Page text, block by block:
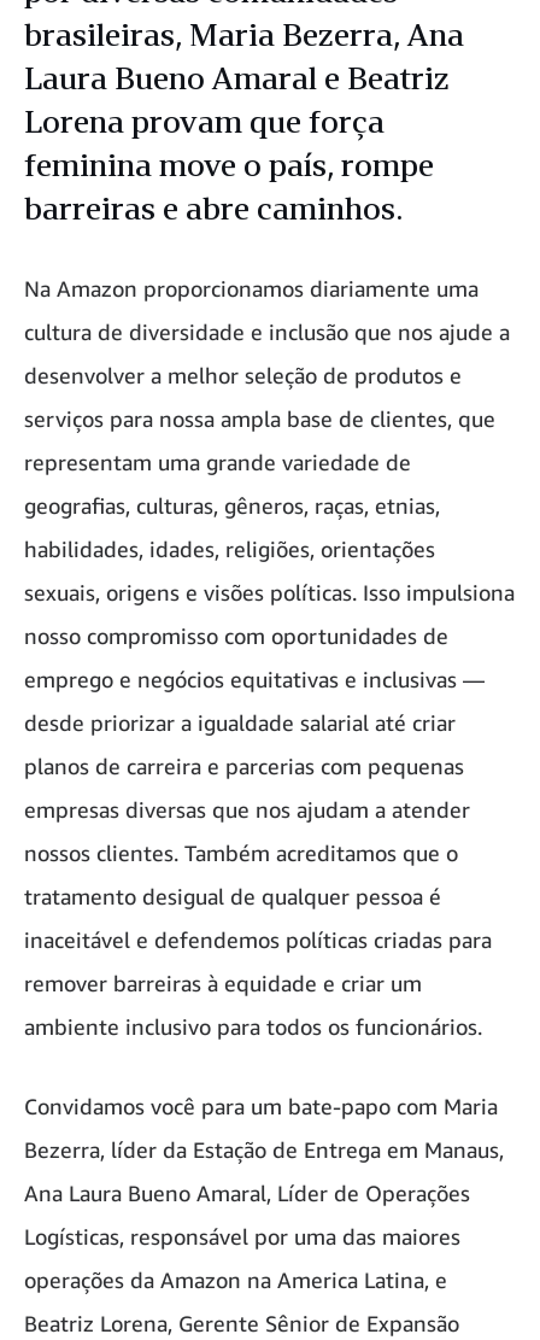
brasileiras, Maria Bezerra, Ana
Laura Bueno Amaral e Beatriz
Lorena provam que força
feminina move o país, rompe
barreiras e abre caminhos.
Na Amazon proporcionamos diariamente uma
cultura de diversidade e inclusão que nos ajude a
desenvolver a melhor seleção de produtos e
serviços para nossa ampla base de clientes, que
representam uma grande variedade de
geografias, culturas, gêneros, raças, etnias,
habilidades, idades, religiões, orientações
sexuais, origens e visões políticas. Isso impulsiona
nosso compromisso com oportunidades de
emprego e negócios equitativas e inclusivas —
desde priorizar a igualdade salarial até criar
planos de carreira e parcerias com pequenas
empresas diversas que nos ajudam a atender
nossos clientes. Também acreditamos que o
tratamento desigual de qualquer pessoa é
inaceitável e defendemos políticas criadas para
remover barreiras à equidade e criar um
ambiente inclusivo para todos os funcionários.
Convidamos você para um bate-papo com Maria
Bezerra, líder da Estação de Entrega em Manaus,
Ana Laura Bueno Amaral, Líder de Operações
Logísticas, responsável por uma das maiores
operações da Amazon na America Latina, e
Beatriz Lorena, Gerente Sênior de Expansão